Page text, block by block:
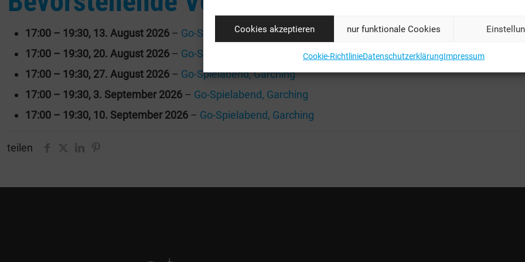
Cookies akzeptieren nur funktionale Cookies
Cookie-RichtlinieDatenschutzerklärungImpressum
17:00 – 19:30, 13. August 2026 – Go-Spielabend, Garching
17:00 – 19:30, 20. August 2026 – Go-Spielabend, Garching
17:00 – 19:30, 27. August 2026 – Go-Spielabend, Garching
17:00 – 19:30, 3. September 2026 – Go-Spielabend, Garching
17:00 – 19:30, 10. September 2026 – Go-Spielabend, Garching
teilen